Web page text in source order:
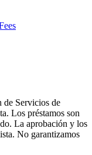
de Servicios de
Los préstamos son
La aprobación y los
No garantizamos